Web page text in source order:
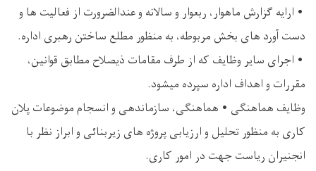
• ارایه گزارش ماهوار، ربعوار و سالانه و عندالضرورت از فعالیت ها و
دست آورد های بخش مربوطه، به منظور مطلع ساختن رهبری اداره.
• اجرای سایر وظایف که از طرف مقامات ذیصلاح مطابق قوانین،
مقررات و اهداف اداره سپرده میشود.
وظایف هماهنگی • هماهنگی، سازماندهی و انسجام موضوعات پلان
کاری به منظور تحلیل و ارزیابی پروژه های زیربنائی و ابراز نظر با
انجنیران ریاست جهت در امور کاری.